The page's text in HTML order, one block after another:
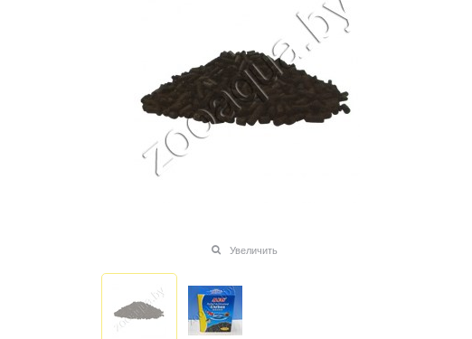
Увеличить